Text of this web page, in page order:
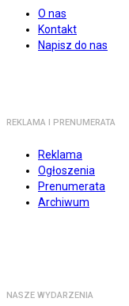
O nas
Kontakt
Napisz do nas
REKLAMA I PRENUMERATA
Reklama
Ogłoszenia
Prenumerata
Archiwum
NASZE WYDARZENIA